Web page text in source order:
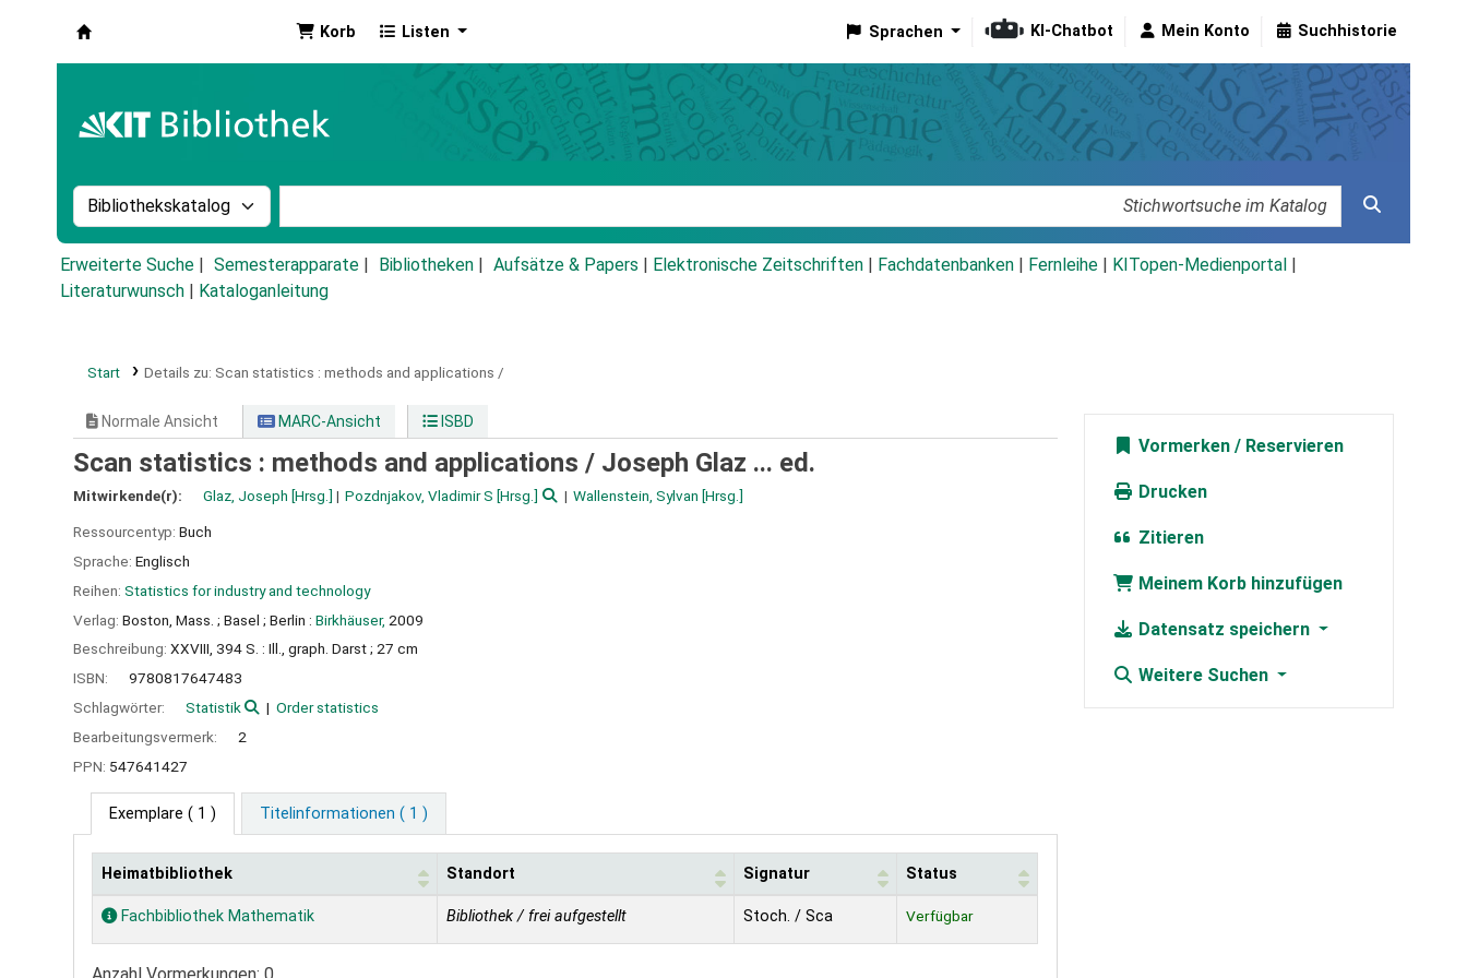
Korb Listen Sprachen KI-Chatbot Mein Konto Suchhistorie
Suche im Katalog nach:
Erweiterte Suche Semesterapparate Bibliotheken Aufsätze & Papers Elektronische Zeitschriften Fachdatenbanken Fernleihe KITopen-Medienportal
Literaturwunsch
Kataloganleitung
Start Details zu: Scan statistics : methods and applications /
Normale Ansicht MARC-Ansicht ISBD
Scan statistics : methods and applications / Joseph Glaz ... ed.
Mitwirkende(r): Glaz, Joseph [Hrsg.] Pozdnjakov, Vladimir S [Hrsg.] Wallenstein, Sylvan [Hrsg.]
Ressourcentyp: Buch
Sprache: Englisch
Reihen: Statistics for industry and technology
Verlag: Boston, Mass. ; Basel ; Berlin : Birkhäuser, 2009
Beschreibung: XXVIII, 394 S. : Ill., graph. Darst ; 27 cm
ISBN:
9780817647483
Schlagwörter:
Statistik
Order statistics
Bearbeitungsvermerk:
2
PPN: 547641427
Exemplare ( 1 ) Titelinformationen ( 1 )
Exemplare
Heimatbibliothek Standort Signatur Status
Fachbibliothek Mathematik Bibliothek / frei aufgestellt Stoch. / Sca Verfügbar
Vormerken
Drucken
Zitieren
Meinem Korb hinzufügen
Datensatz speichern
Weitere Suchen